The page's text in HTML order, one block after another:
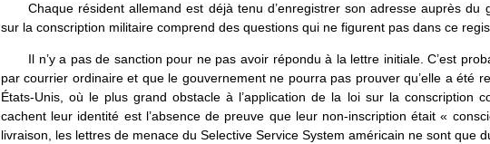
Chaque résident allemand est déjà tenu d’enregistrer son adresse auprès du
sur la conscription militaire comprend des questions qui ne figurent pas dans ce
Il n’y a pas de sanction pour ne pas avoir répondu à la lettre initiale. C’est
par courrier ordinaire et que le gouvernement ne pourra pas prouver qu’elle a été
États-Unis, où le plus grand obstacle à l’application de la loi sur la conscription
cachent leur identité est l’absence de preuve que leur non-inscription était «
livraison, les lettres de menace du Selective Service System américain ne sont que